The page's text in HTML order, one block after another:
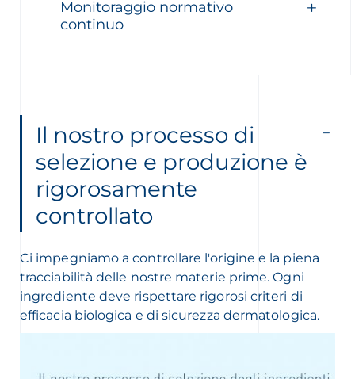
Monitoraggio normativo
continuo
Il nostro processo di
selezione e produzione è
rigorosamente
controllato
Ci impegniamo a controllare l'origine e la piena
tracciabilità delle nostre materie prime. Ogni
ingrediente deve rispettare rigorosi criteri di
efficacia biologica e di sicurezza dermatologica.